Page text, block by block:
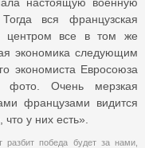
вся французская
центром все в том же
экономика следующим
экономиста Евросоюза
фото. Очень мерзкая
французами видится
у них есть».
разбит победа будет за нами